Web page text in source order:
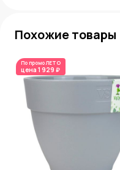
Похожие товары
По промоЛЕТО
цена 1 929 ₽